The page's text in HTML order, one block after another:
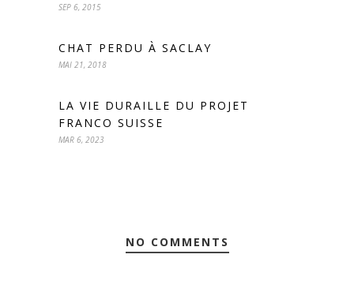
SEP 6, 2015
CHAT PERDU À SACLAY
MAI 21, 2018
LA VIE DURAILLE DU PROJET
FRANCO SUISSE
MAR 6, 2023
NO COMMENTS